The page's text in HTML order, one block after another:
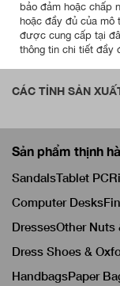
bảo đảm hoặc chấp
hoặc đầy đủ của mô
được cung cấp tại
thông tin chi tiết đầy
CÁC TỈNH SẢN
Sản phẩm thịnh
SandalsTablet PC
Computer Desks
DressesOther Nuts
Dress Shoes &
HandbagsPaper